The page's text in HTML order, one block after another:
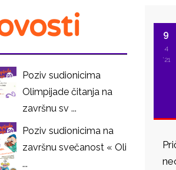
9
4
'21
Poziv sudionicima
Olimpijade čitanja na
završnu sv ...
Poziv sudionicima na
završnu svečanost « Oli
...